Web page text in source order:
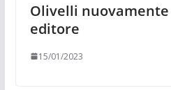
Olivelli nuovamente
editore
15/01/2023